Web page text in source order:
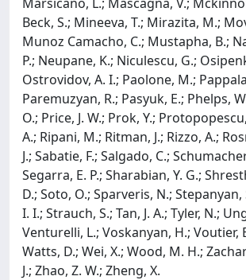
Beck, S.; Mineeva, T.; Mirazita, M.;
Munoz Camacho, C.; Mustapha, B.;
P.; Neupane, K.; Niculescu, G.;
Ostrovidov, A. I.; Paolone, M.;
Paremuzyan, R.; Pasyuk, E.; Phelps,
O.; Price, J. W.; Prok, Y.;
A.; Ripani, M.; Ritman, J.; Rizzo, A.;
J.; Sabatie, F.; Salgado, C.;
Segarra, E. P.; Sharabian, Y. G.;
D.; Soto, O.; Sparveris, N.;
I. I.; Strauch, S.; Tan, J. A.; Tyler, N.;
Venturelli, L.; Voskanyan, H.; Voutier,
Watts, D.; Wei, X.; Wood, M. H.;
J.; Zhao, Z. W.; Zheng, X.